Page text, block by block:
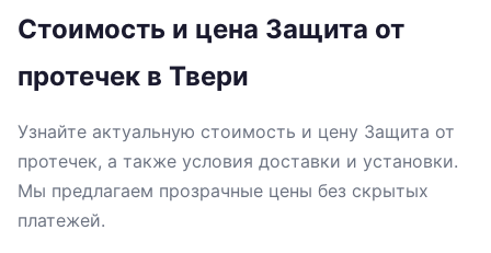
Стоимость и цена Защита от
протечек в Твери
Узнайте актуальную стоимость и цену Защита от
протечек, а также условия доставки и установки.
Мы предлагаем прозрачные цены без скрытых
платежей.